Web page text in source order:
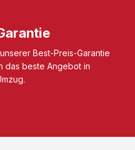
Best-Preis-Garantie
das beste Angebot in